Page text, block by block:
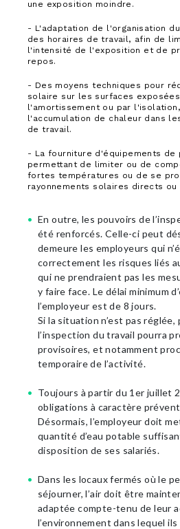
une exposition moindre.
- L'adaptation de l'organisation
des horaires de travail, afin de
l'intensité de l'exposition et de
repos.
- Des moyens techniques pour
solaire sur les surfaces
l'amortissement ou par
l'accumulation de chaleur dans
de travail.
- La fourniture d'équipements
permettant de limiter ou de
fortes températures ou de se
rayonnements solaires directs ou
En outre, les pouvoirs de
été renforcés. Celle-ci peut
demeure les employeurs qui
correctement les risques liés
qui ne prendraient pas les
y faire face. Le délai minimum
l’employeur est de 8 jours.
Si la situation n’est pas réglée,
l’inspection du travail pourra
provisoires, et notamment
temporaire de l’activité.
Toujours à partir du 1er juillet
obligations à caractère
Désormais, l’employeur doit
quantité d’eau potable
disposition de ses salariés.
Dans les locaux fermés où le
séjourner, l’air doit être
adaptée compte-tenu de leur
l’environnement dans lequel